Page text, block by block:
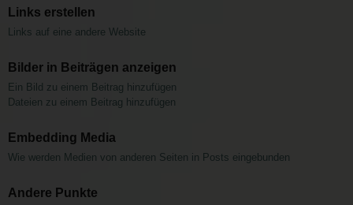
Links erstellen
Links auf eine andere Website
Bilder in Beiträgen anzeigen
Ein Bild zu einem Beitrag hinzufügen
Dateien zu einem Beitrag hinzufügen
Embedding Media
Wie werden Medien von anderen Seiten in Posts eingebunden
Andere Punkte